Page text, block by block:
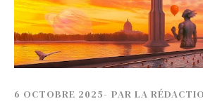
6 OCTOBRE 2025- PAR LA